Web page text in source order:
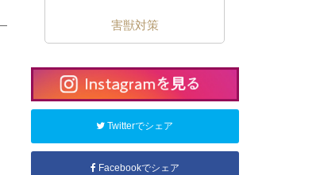
害獣対策
Twitterでシェア
Facebookでシェア